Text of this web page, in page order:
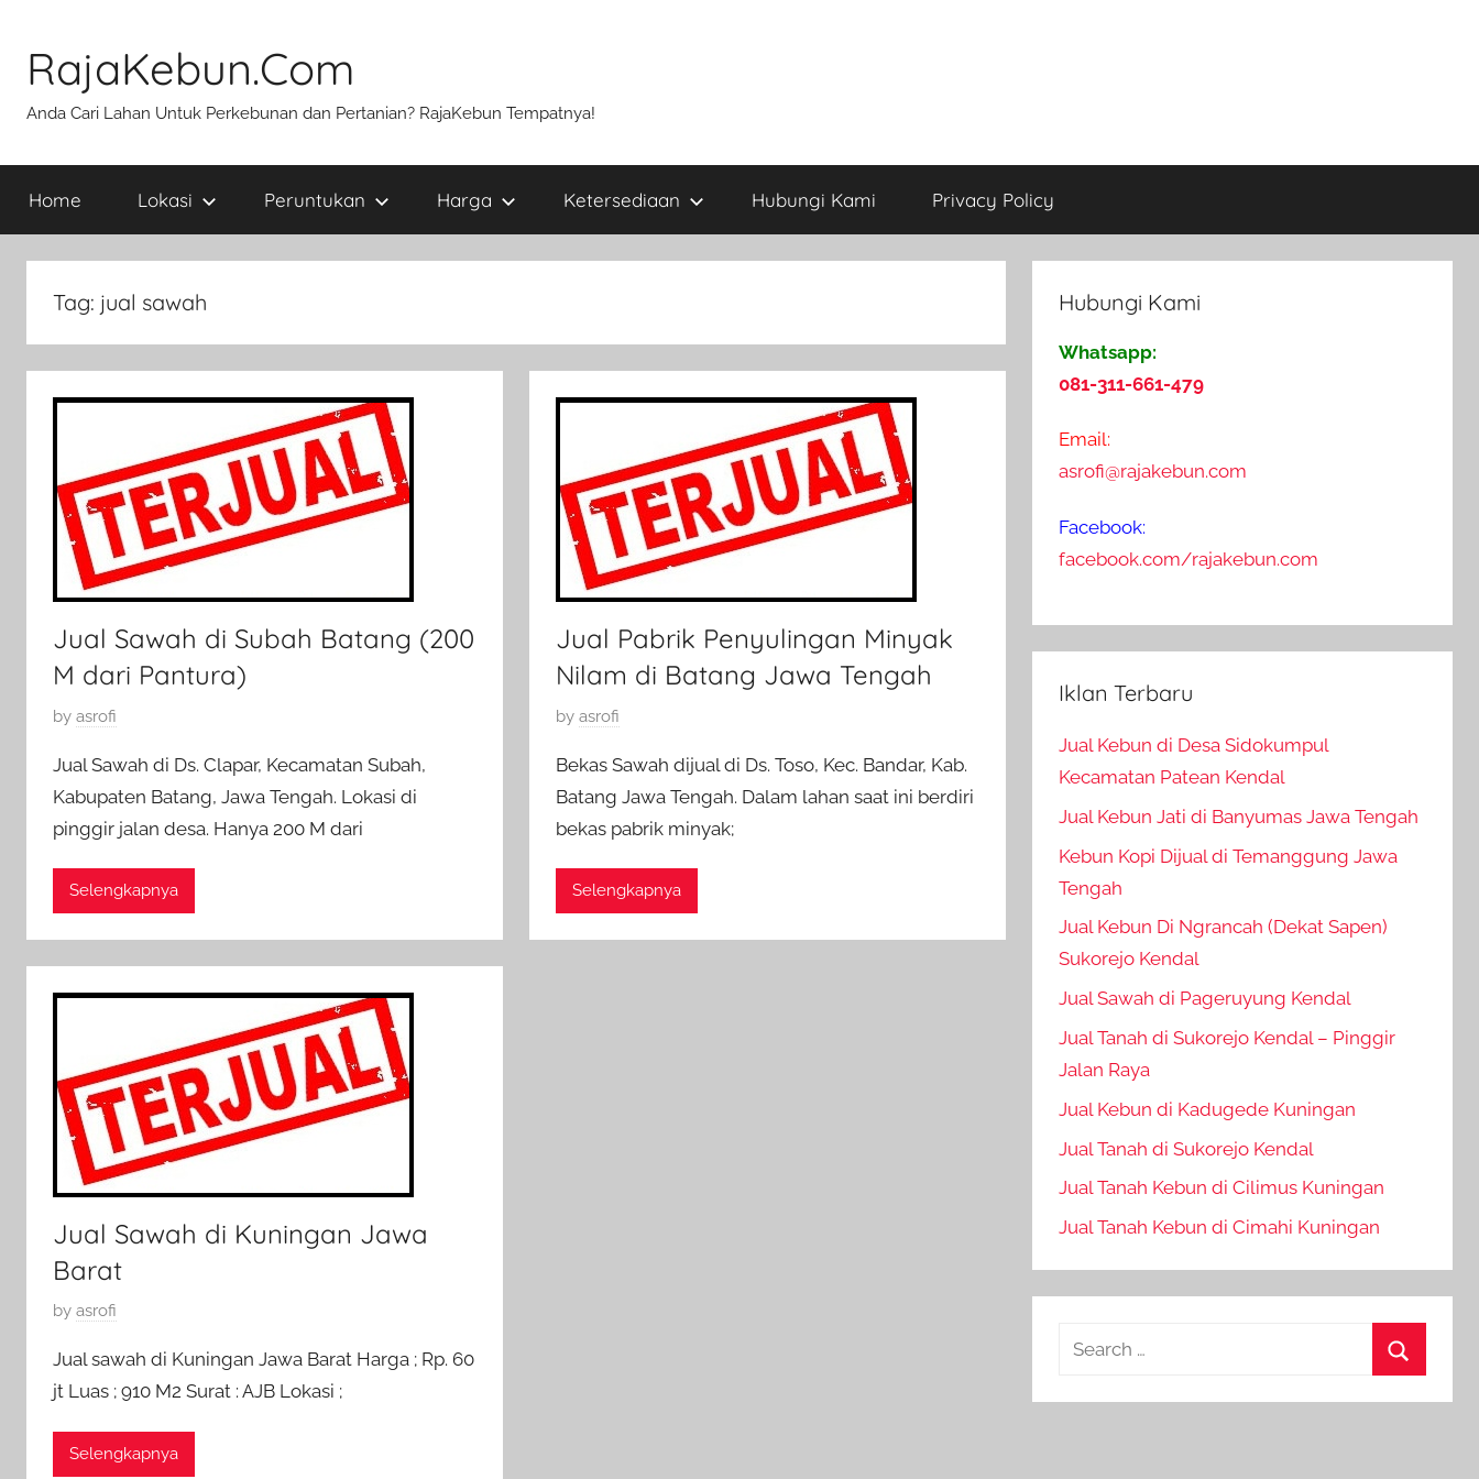
content
RajaKebun.Com
Anda Cari Lahan Untuk Perkebunan dan Pertanian? RajaKebun Tempatnya!
Home Lokasi Peruntukan Harga Ketersediaan Hubungi Kami Privacy Policy
Tag: jual sawah
Jual Sawah di Subah Batang (200
M dari Pantura)
P
s
t
e
n
2
J
6
by asrofi
Jual Sawah di Ds. Clapar, Kecamatan Subah,
Kabupaten Batang, Jawa Tengah. Lokasi di
pinggir jalan desa. Hanya 200 M dari
Selengkapnya
Jual Pabrik Penyulingan Minyak
Nilam di Batang Jawa Tengah
P
s
t
e
n
2
byasrofi
Bekas Sawah dijual di Ds. Toso, Kec. Bandar, Kab.
Batang Jawa Tengah. Dalam lahan saat ini berdiri
bekas pabrik minyak;
Selengkapnya
Jual Sawah di Kuningan Jawa
Barat
P
s
t
by asrofi
Jual sawah di Kuningan Jawa Barat Harga ; Rp. 60
jt Luas ; 910 M2 Surat : AJB Lokasi ;
Selengkapnya
Hubungi Kami
Whatsapp:
081-311-661-479
Email:
asrofi@rajakebun.com
Facebook:
facebook.com/rajakebun.com
Iklan Terbaru
Jual Kebun di Desa Sidokumpul
Kecamatan Patean Kendal
Jual Kebun Jati di Banyumas Jawa Tengah
Kebun Kopi Dijual di Temanggung Jawa
Tengah
Jual Kebun Di Ngrancah (Dekat Sapen)
Sukorejo Kendal
Jual Sawah di Pageruyung Kendal
Jual Tanah di Sukorejo Kendal – Pinggir
Jalan Raya
Jual Kebun di Kadugede Kuningan
Jual Tanah di Sukorejo Kendal
Jual Tanah Kebun di Cilimus Kuningan
Jual Tanah Kebun di Cimahi Kuningan
Search